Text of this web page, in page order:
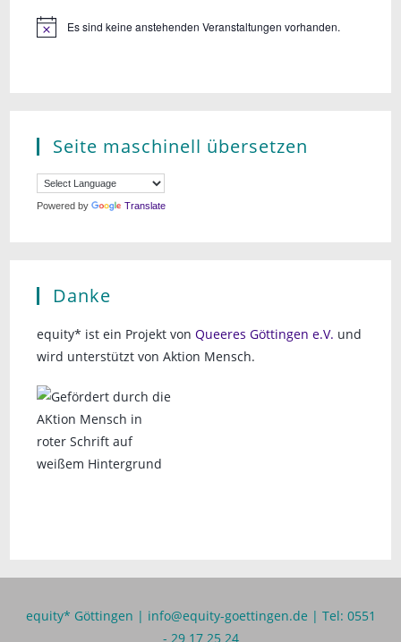
Es sind keine anstehenden Veranstaltungen vorhanden.
Seite maschinell übersetzen
Powered by Translate
Danke
equity* ist ein Projekt vonQueeres Göttingen e.V. und
wird unterstützt von Aktion Mensch.
equity* Göttingen | info@equity-goettingen.de | Tel: 0551
- 29 17 25 24